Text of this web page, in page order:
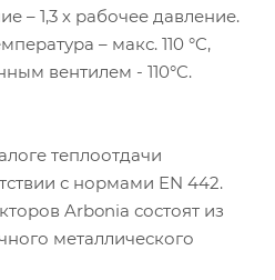
– 1,3 х рабочее давление.
– макс. 110 °C,
вентилем - 110°C.
теплоотдачи
с нормами EN 442.
Arbonia состоят из
металлического